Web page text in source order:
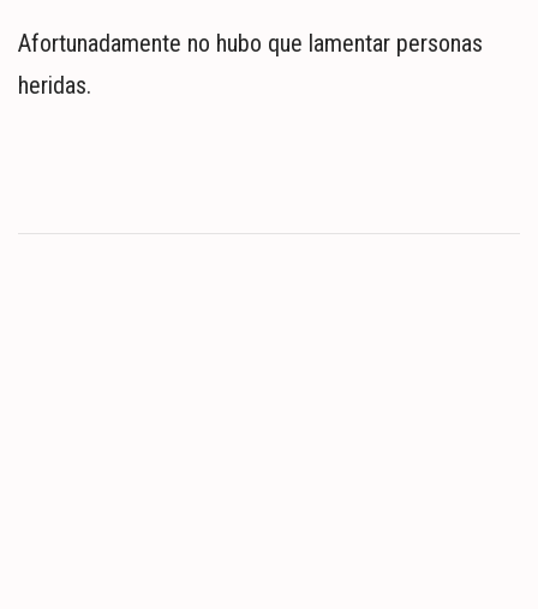
Afortunadamente no hubo que lamentar personas
heridas.